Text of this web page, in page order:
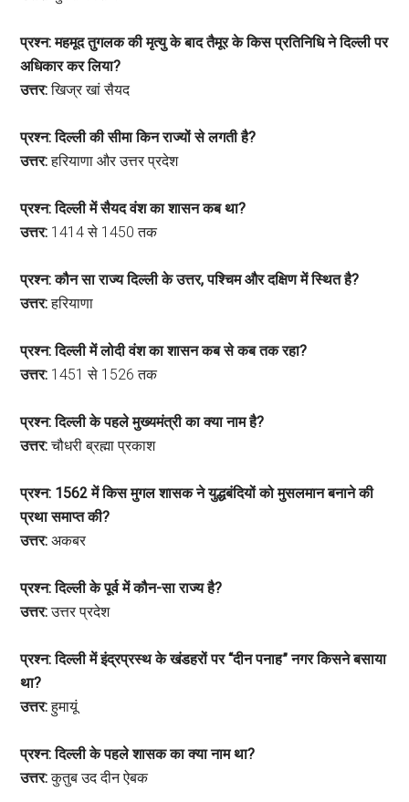
प्रश्न: महमूद तुगलक की मृत्यु के बाद तैमूर के किस प्रतिनिधि ने दिल्ली पर
अधिकार कर लिया?
उत्तर:खिज्र खां सैयद
प्रश्न: दिल्ली की सीमा किन राज्यों से लगती है?
उत्तर:हरियाणा और उत्तर प्रदेश
प्रश्न: दिल्ली में सैयद वंश का शासन कब था?
उत्तर: 1414 से 1450 तक
प्रश्न: कौन सा राज्य दिल्ली के उत्तर, पश्चिम और दक्षिण में स्थित है?
उत्तर:हरियाणा
प्रश्न: दिल्ली में लोदी वंश का शासन कब से कब तक रहा?
उत्तर: 1451 से 1526 तक
प्रश्न: दिल्ली के पहले मुख्यमंत्री का क्या नाम है?
उत्तर:चौधरी ब्रह्मा प्रकाश
प्रश्न: 1562 में किस मुगल शासक ने युद्धबंदियों को मुसलमान बनाने की
प्रथा समाप्त की?
उत्तर: अकबर
प्रश्न: दिल्ली के पूर्व में कौन-सा राज्य है?
उत्तर:उत्तर प्रदेश
प्रश्न: दिल्ली में इंद्रप्रस्थ के खंडहरों पर “दीन पनाह” नगर किसने बसाया
था?
उत्तर:हुमायूं
प्रश्न: दिल्ली के पहले शासक का क्या नाम था?
उत्तर:कुतुब उद दीन ऐबक